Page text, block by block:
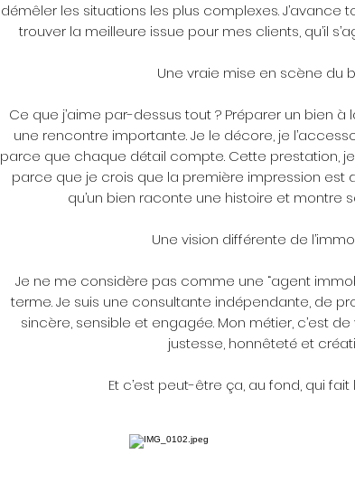
démêler les situations les plus complexes. J’avance
trouver la meilleure issue pour mes clients, qu’il
Une vraie mise en scène du
Ce que j’aime par-dessus tout ? Préparer un bien
une rencontre importante. Je le décore, je
parce que chaque détail compte. Cette prestation,
parce que je crois que la première impression est
qu’un bien raconte une histoire et montre
Une vision différente de
Je ne me considère pas comme une “agent
terme. Je suis une consultante indépendante, de
sincère, sensible et engagée. Mon métier, c’est
justesse, honnêteté et
Et c’est peut-être ça, au fond, qui